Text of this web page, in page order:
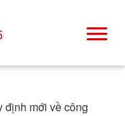
định mới về công